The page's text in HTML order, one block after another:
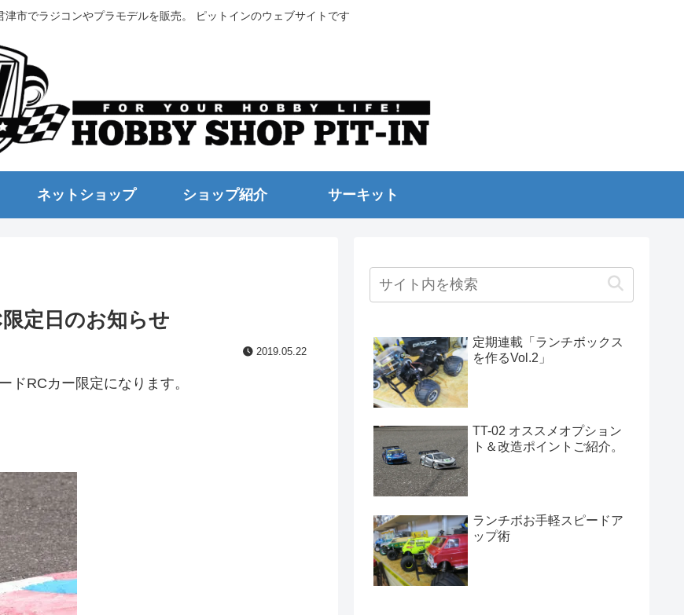
津市でラジコンやプラモデルを販売。 ピットインのウェブサイトです
ネットショップ ショップ紹介 サーキット
定日のお知らせ
2019.05.22
ドRCカー限定になります。
定期連載「ランチボックス
を作るVol.2」
TT-02 オススメオプション
ト＆改造ポイントご紹介。
ランチボお手軽スピードア
ップ術